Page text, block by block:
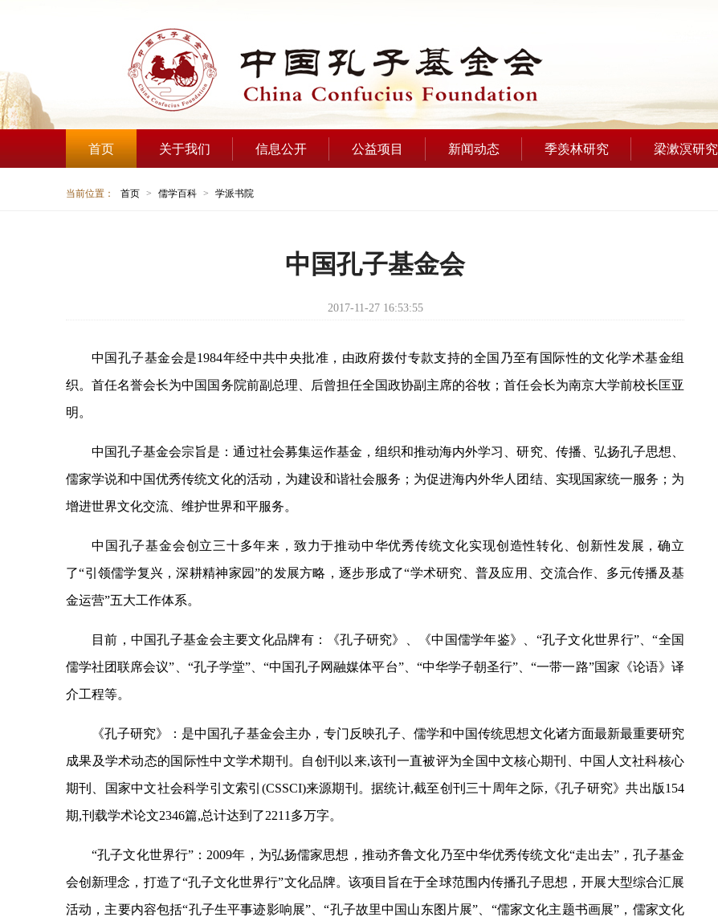
首页 关于我们 信息公开 公益项目 新闻动态 季羡林研究 梁漱溟研究
当前位置： 首页 > 儒学百科 > 学派书院
中国孔子基金会
2017-11-27 16:53:55
中国孔子基金会是1984年经中共中央批准，由政府拨付专款支持的全国乃至有国际性的文化学术基金组
织。首任名誉会长为中国国务院前副总理、后曾担任全国政协副主席的谷牧；首任会长为南京大学前校长匡亚
明。
中国孔子基金会宗旨是：通过社会募集运作基金，组织和推动海内外学习、研究、传播、弘扬孔子思想、
儒家学说和中国优秀传统文化的活动，为建设和谐社会服务；为促进海内外华人团结、实现国家统一服务；为
增进世界文化交流、维护世界和平服务。
中国孔子基金会创立三十多年来，致力于推动中华优秀传统文化实现创造性转化、创新性发展，确立
了“引领儒学复兴，深耕精神家园”的发展方略，逐步形成了“学术研究、普及应用、交流合作、多元传播及基
金运营”五大工作体系。
目前，中国孔子基金会主要文化品牌有：《孔子研究》、《中国儒学年鉴》、“孔子文化世界行”、“全国
儒学社团联席会议”、“孔子学堂”、“中国孔子网融媒体平台”、“中华学子朝圣行”、“一带一路”国家《论语》译
介工程等。
《孔子研究》：是中国孔子基金会主办，专门反映孔子、儒学和中国传统思想文化诸方面最新最重要研究
成果及学术动态的国际性中文学术期刊。自创刊以来,该刊一直被评为全国中文核心期刊、中国人文社科核心
期刊、国家中文社会科学引文索引(CSSCI)来源期刊。据统计,截至创刊三十周年之际,《孔子研究》共出版154
期,刊载学术论文2346篇,总计达到了2211多万字。
“孔子文化世界行”：2009年，为弘扬儒家思想，推动齐鲁文化乃至中华优秀传统文化“走出去”，孔子基金
会创新理念，打造了“孔子文化世界行”文化品牌。该项目旨在于全球范围内传播孔子思想，开展大型综合汇展
活动，主要内容包括“孔子生平事迹影响展”、“孔子故里中国山东图片展”、“儒家文化主题书画展”，儒家文化